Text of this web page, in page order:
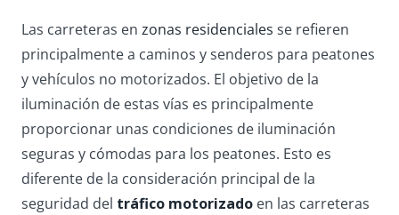
Las carreteras en zonas residenciales se refieren
principalmente a caminos y senderos para peatones
y vehículos no motorizados. El objetivo de la
iluminación de estas vías es principalmente
proporcionar unas condiciones de iluminación
seguras y cómodas para los peatones. Esto es
diferente de la consideración principal de la
seguridad del tráfico motorizado en las carreteras